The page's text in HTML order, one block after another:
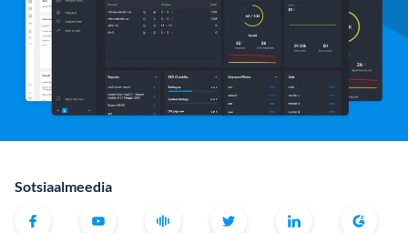
Sotsiaalmeedia